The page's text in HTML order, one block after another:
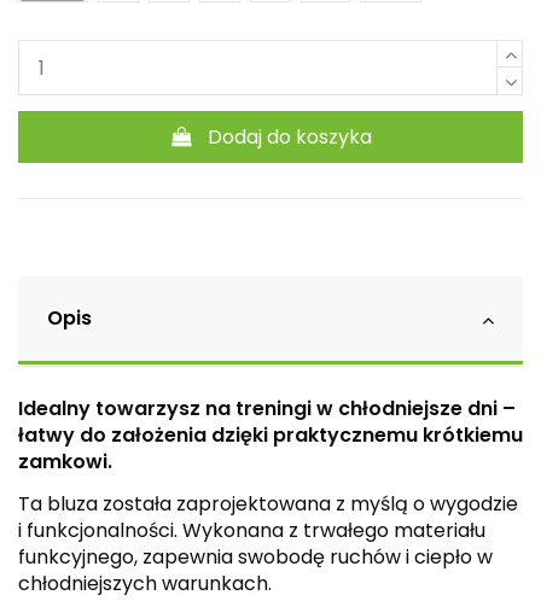
Dodaj do koszyka
Opis
Idealny towarzysz na treningi w chłodniejsze dni –
łatwy do założenia dzięki praktycznemu krótkiemu
zamkowi.
Ta bluza została zaprojektowana z myślą o wygodzie
i funkcjonalności. Wykonana z trwałego materiału
funkcyjnego, zapewnia swobodę ruchów i ciepło w
chłodniejszych warunkach.